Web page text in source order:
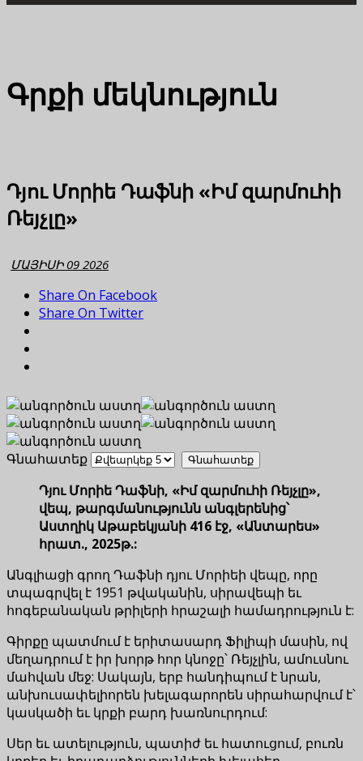
Գրքի մեկնություն
Դյու Մորիե Դաֆնի «Իմ զարմուհի
Ռեյչլը»
ՄԱՅԻՍԻ 09 2026
Share On Facebook
Share On Twitter
Գնահատեք
Դյու Մորիե Դաֆնի, «Իմ զարմուհի Ռեյչլը»,
վեպ, թարգմանությունն անգլերենից՝
Աստղիկ Աթաբեկյանի 416 էջ, «Անտարես»
հրատ., 2025թ.:
Անգլիացի գրող Դաֆնի դյու Մորիեի վեպը, որը
տպագրվել է 1951 թվականին, սիրավեպի եւ
հոգեբանական թրիլերի հրաշալի համադրություն է:
Գիրքը պատմում է երիտասարդ Ֆիլիպի մասին, ով
մեղադրում է իր խորթ հոր կնոջը՝ Ռեյչլին, ամուսնու
մահվան մեջ: Սակայն, երբ հանդիպում է նրան,
անխուսափելիորեն խելագարորեն սիրահարվում է՝
կասկածի եւ կրքի բարդ խառնուրդում:
Սեր եւ ատելություն, պատիժ եւ հատուցում, բուռն